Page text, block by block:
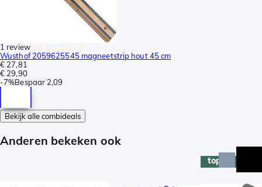
1 review
Wusthof 2059625545 magneetstrip hout 45 cm
€ 27,81
€ 29,90
-7%Bespaar 2,09
Bekijk alle combideals
Anderen bekeken ook
topper